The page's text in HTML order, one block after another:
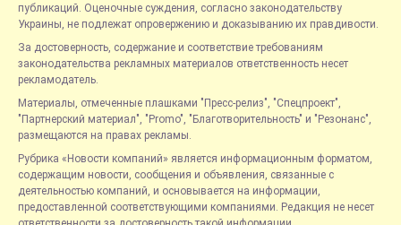
публикаций. Оценочные суждения, согласно законодательству
Украины, не подлежат опровержению и доказыванию их правдивости.
За достоверность, содержание и соответствие требованиям
законодательства рекламных материалов ответственность несет
рекламодатель.
Материалы, отмеченные плашками "Пресс-релиз", "Спецпроект",
"Партнерский материал", "Promo", "Благотворительность" и "Резонанс",
размещаются на правах рекламы.
Рубрика «Новости компаний» является информационным форматом,
содержащим новости, сообщения и объявления, связанные с
деятельностью компаний, и основывается на информации,
предоставленной соответствующими компаниями. Редакция не несет